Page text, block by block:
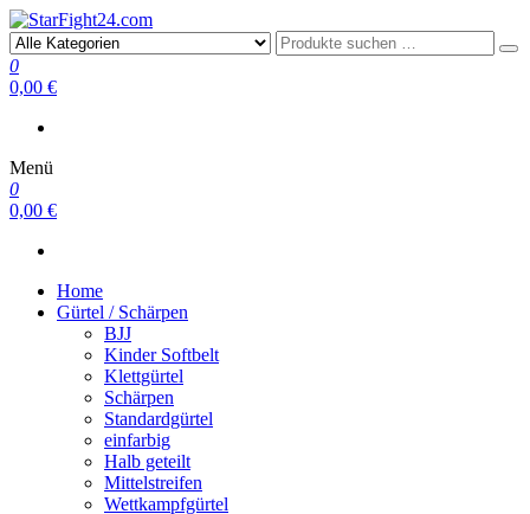
StarFight24.com
Kampfsportartikel
0
0,00 €
Menü
0
0,00 €
Home
Gürtel / Schärpen
BJJ
Kinder Softbelt
Klettgürtel
Schärpen
Standardgürtel
einfarbig
Halb geteilt
Mittelstreifen
Wettkampfgürtel